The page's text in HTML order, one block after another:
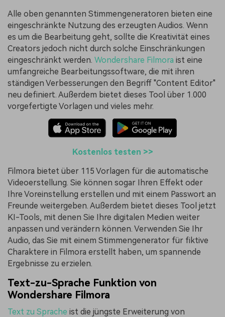
Alle oben genannten Stimmengeneratoren bieten eine
eingeschränkte Nutzung des erzeugten Audios. Wenn
es um die Bearbeitung geht, sollte die Kreativität eines
Creators jedoch nicht durch solche Einschränkungen
eingeschränkt werden. Wondershare Filmora ist eine
umfangreiche Bearbeitungssoftware, die mit ihren
ständigen Verbesserungen den Begriff "Content Editor"
neu definiert. Außerdem bietet dieses Tool über 1.000
vorgefertigte Vorlagen und vieles mehr.
Kostenlos testen >>
Filmora bietet über 115 Vorlagen für die automatische
Videoerstellung. Sie können sogar Ihren Effekt oder
Ihre Voreinstellung erstellen und mit einem Passwort an
Freunde weitergeben. Außerdem bietet dieses Tool jetzt
KI-Tools, mit denen Sie Ihre digitalen Medien weiter
anpassen und verändern können. Verwenden Sie Ihr
Audio, das Sie mit einem Stimmengenerator für fiktive
Charaktere in Filmora erstellt haben, um spannende
Ergebnisse zu erzielen.
Text-zu-Sprache Funktion von
Wondershare Filmora
Text zu Sprache ist die jüngste Erweiterung von